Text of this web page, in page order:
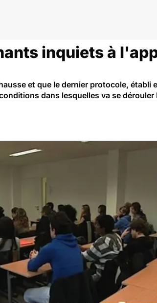
inquiets à
et que le dernier protocole, établi
dans lesquelles va se dérouler